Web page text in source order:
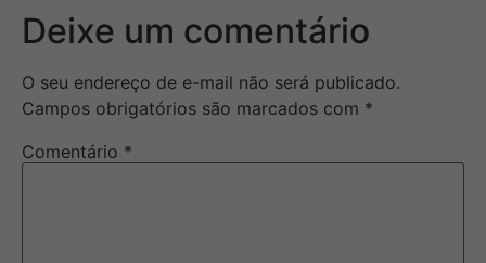
Deixe um comentário
O seu endereço de e-mail não será publicado.
Campos obrigatórios são marcados com *
Comentário *